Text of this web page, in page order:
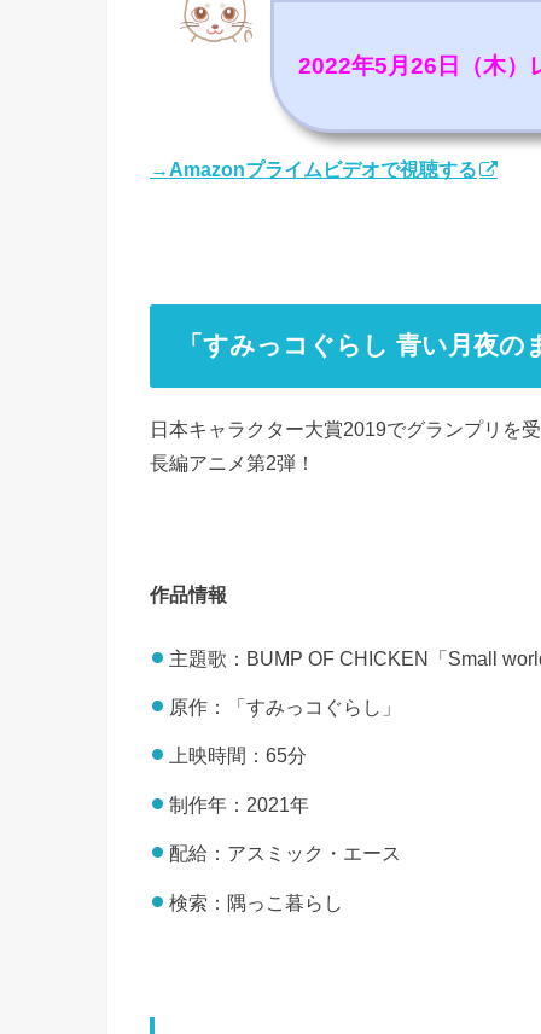
2022年5月26日（木）
→Amazonプライムビデオで視聴する
「すみっコぐらし 青い月夜
日本キャラクター大賞2019でグランプリを
長編アニメ第2弾！
作品情報
主題歌：BUMP OF CHICKEN「Small
原作：「すみっコぐらし」
上映時間：65分
制作年：2021年
配給：アスミック・エース
検索：隅っこ暮らし